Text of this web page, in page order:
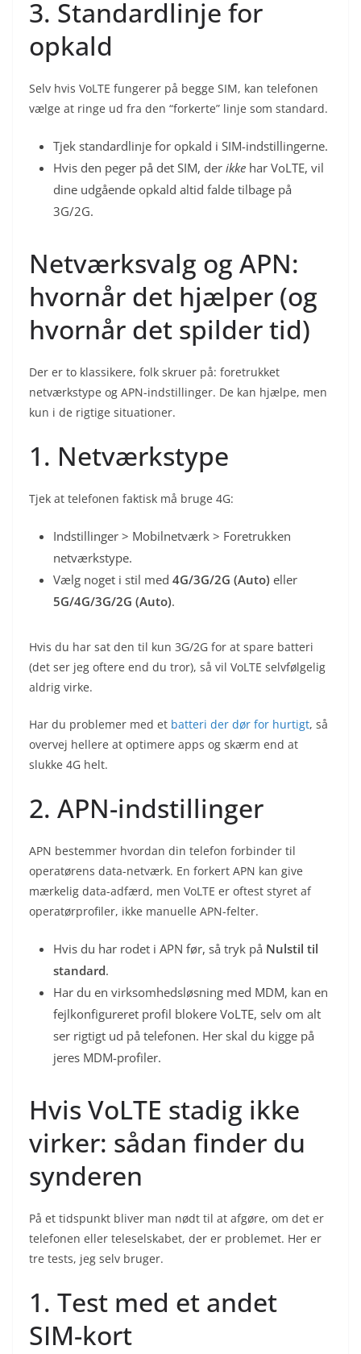
3. Standardlinje for
opkald
Selv hvis VoLTE fungerer på begge SIM, kan telefonen
vælge at ringe ud fra den “forkerte” linje som standard.
Tjek standardlinje for opkald i SIM-indstillingerne.
Hvis den peger på det SIM, der ikke har VoLTE, vil
dine udgående opkald altid falde tilbage på
3G/2G.
Netværksvalg og APN:
hvornår det hjælper (og
hvornår det spilder tid)
Der er to klassikere, folk skruer på: foretrukket
netværkstype og APN-indstillinger. De kan hjælpe, men
kun i de rigtige situationer.
1. Netværkstype
Tjek at telefonen faktisk må bruge 4G:
Indstillinger > Mobilnetværk > Foretrukken
netværkstype.
Vælg noget i stil med 4G/3G/2G (Auto) eller
5G/4G/3G/2G (Auto).
Hvis du har sat den til kun 3G/2G for at spare batteri
(det ser jeg oftere end du tror), så vil VoLTE selvfølgelig
aldrig virke.
Har du problemer med et batteri der dør for hurtigt, så
overvej hellere at optimere apps og skærm end at
slukke 4G helt.
2. APN-indstillinger
APN bestemmer hvordan din telefon forbinder til
operatørens data-netværk. En forkert APN kan give
mærkelig data-adfærd, men VoLTE er oftest styret af
operatørprofiler, ikke manuelle APN-felter.
Hvis du har rodet i APN før, så tryk på Nulstil til
standard.
Har du en virksomhedsløsning med MDM, kan en
fejlkonfigureret profil blokere VoLTE, selv om alt
ser rigtigt ud på telefonen. Her skal du kigge på
jeres MDM-profiler.
Hvis VoLTE stadig ikke
virker: sådan finder du
synderen
På et tidspunkt bliver man nødt til at afgøre, om det er
telefonen eller teleselskabet, der er problemet. Her er
tre tests, jeg selv bruger.
1. Test med et andet
SIM-kort